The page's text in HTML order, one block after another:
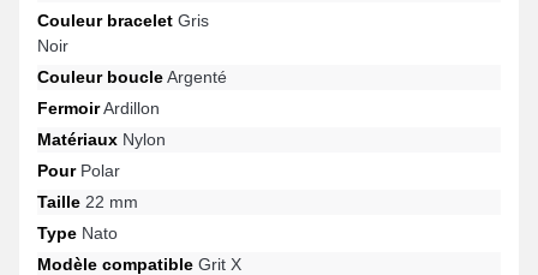
Couleur bracelet Gris
Noir
Couleur boucleArgenté
FermoirArdillon
Matériaux Nylon
PourPolar
Taille 22 mm
Type Nato
Modèle compatible Grit X